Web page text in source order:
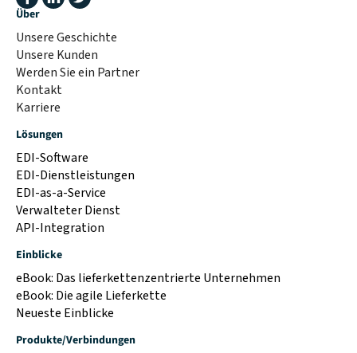
Über
Unsere Geschichte
Unsere Kunden
Werden Sie ein Partner
Kontakt
Karriere
Lösungen
EDI-Software
EDI-Dienstleistungen
EDI-as-a-Service
Verwalteter Dienst
API-Integration
Einblicke
eBook: Das lieferkettenzentrierte Unternehmen
eBook: Die agile Lieferkette
Neueste Einblicke
Produkte/Verbindungen